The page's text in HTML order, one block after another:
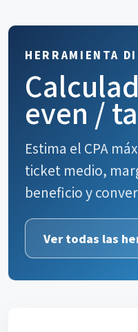
HERRAMIENTA
even /
Estima el CPA
ticket medio,
beneficio y
Ver todas las